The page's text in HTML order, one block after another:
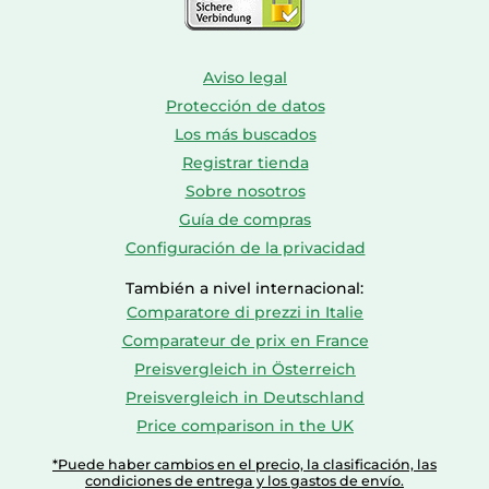
Aviso legal
Protección de datos
Los más buscados
Registrar tienda
Sobre nosotros
Guía de compras
Configuración de la privacidad
También a nivel internacional:
Comparatore di prezzi in Italie
Comparateur de prix en France
Preisvergleich in Österreich
Preisvergleich in Deutschland
Price comparison in the UK
*Puede haber cambios en el precio, la clasificación, las
condiciones de entrega y los gastos de envío.